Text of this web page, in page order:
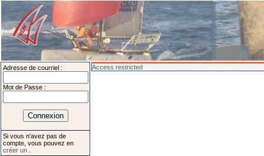
Adresse de courriel :
Mot de Passe :
Si vous n'avez pas de
compte, vous pouvez en
créer un
Access restricted